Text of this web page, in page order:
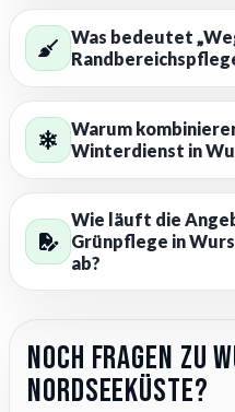
Was bedeutet
Warum
Winterdienst in
Wie läuft die
Grünpflege in
ab?
Noch Fragen zu
Nordseeküste?